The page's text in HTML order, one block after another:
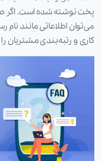
پخت نوشته شده است. اگر
می‌توان اطلاعاتی مانند
کاری و رتبه‌بندی مشتریان